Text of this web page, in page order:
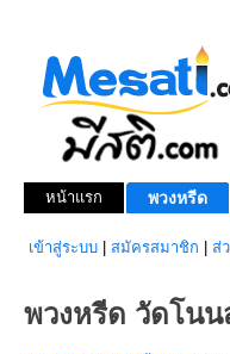
หน้าแรก พวงหรีด
เข้าสู่ระบบ สมัครสมาชิก ส่
พวงหรีด วัดโน